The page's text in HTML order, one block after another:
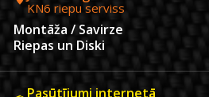
KN6 riepu serviss
Montāža / Savirze
Riepas un Diski
Pasūtījumi internetā